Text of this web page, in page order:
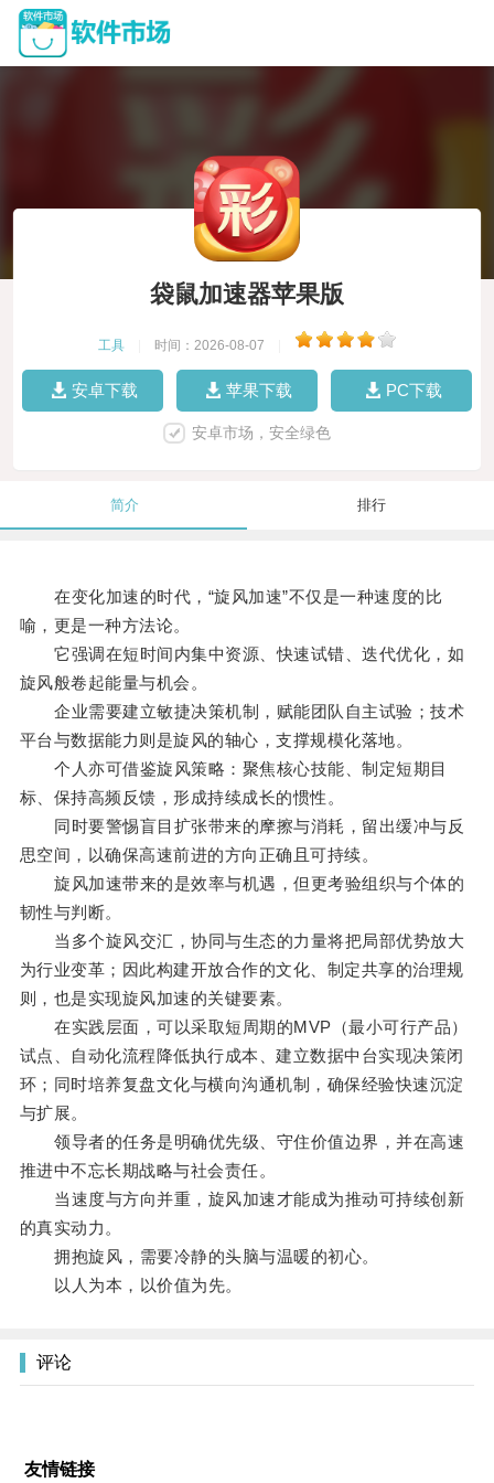
袋鼠加速器苹果版
工具 时间：2026-08-07
安卓下载 苹果下载 PC下载
安卓市场，安全绿色
简介 排行
在变化加速的时代，“旋风加速”不仅是一种速度的比
喻，更是一种方法论。
它强调在短时间内集中资源、快速试错、迭代优化，如
旋风般卷起能量与机会。
企业需要建立敏捷决策机制，赋能团队自主试验；技术
平台与数据能力则是旋风的轴心，支撑规模化落地。
个人亦可借鉴旋风策略：聚焦核心技能、制定短期目
标、保持高频反馈，形成持续成长的惯性。
同时要警惕盲目扩张带来的摩擦与消耗，留出缓冲与反
思空间，以确保高速前进的方向正确且可持续。
旋风加速带来的是效率与机遇，但更考验组织与个体的
韧性与判断。
当多个旋风交汇，协同与生态的力量将把局部优势放大
为行业变革；因此构建开放合作的文化、制定共享的治理规
则，也是实现旋风加速的关键要素。
在实践层面，可以采取短周期的MVP（最小可行产品）
试点、自动化流程降低执行成本、建立数据中台实现决策闭
环；同时培养复盘文化与横向沟通机制，确保经验快速沉淀
与扩展。
领导者的任务是明确优先级、守住价值边界，并在高速
推进中不忘长期战略与社会责任。
当速度与方向并重，旋风加速才能成为推动可持续创新
的真实动力。
拥抱旋风，需要冷静的头脑与温暖的初心。
以人为本，以价值为先。
评论
友情链接